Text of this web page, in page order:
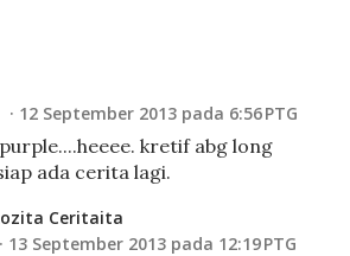
12 September 2013 pada 6:56 PTG
kretif abg long
ada cerita lagi.
Ceritaita
13 September 2013 pada 12:19 PTG